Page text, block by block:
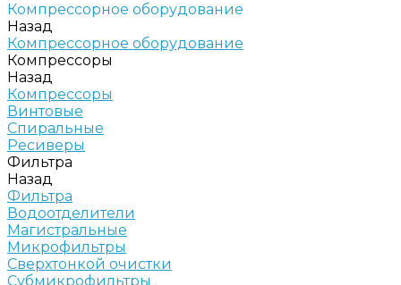
Компрессорное оборудование
Назад
Компрессорное оборудование
Компрессоры
Назад
Компрессоры
Винтовые
Спиральные
Ресиверы
Фильтра
Назад
Фильтра
Водоотделители
Магистральные
Микрофильтры
Сверхтонкой очистки
Субмикрофильтры